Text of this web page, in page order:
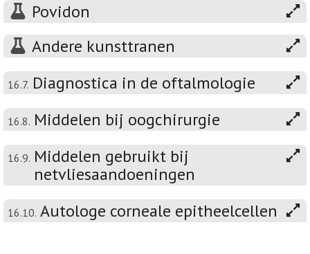
Povidon
Andere kunsttranen
16.7. Diagnostica in de oftalmologie
16.8. Middelen bij oogchirurgie
16.9. Middelen gebruikt bij
netvliesaandoeningen
16.10. Autologe corneale epitheelcellen